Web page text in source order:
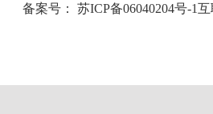
备案号： 苏ICP备06040204号-1互